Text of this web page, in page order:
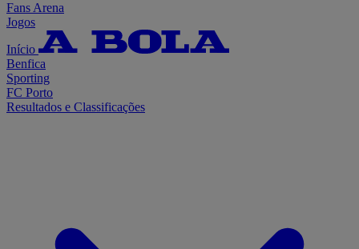
Fans Arena
Jogos
Início
Benfica
Sporting
FC Porto
Resultados e Classificações